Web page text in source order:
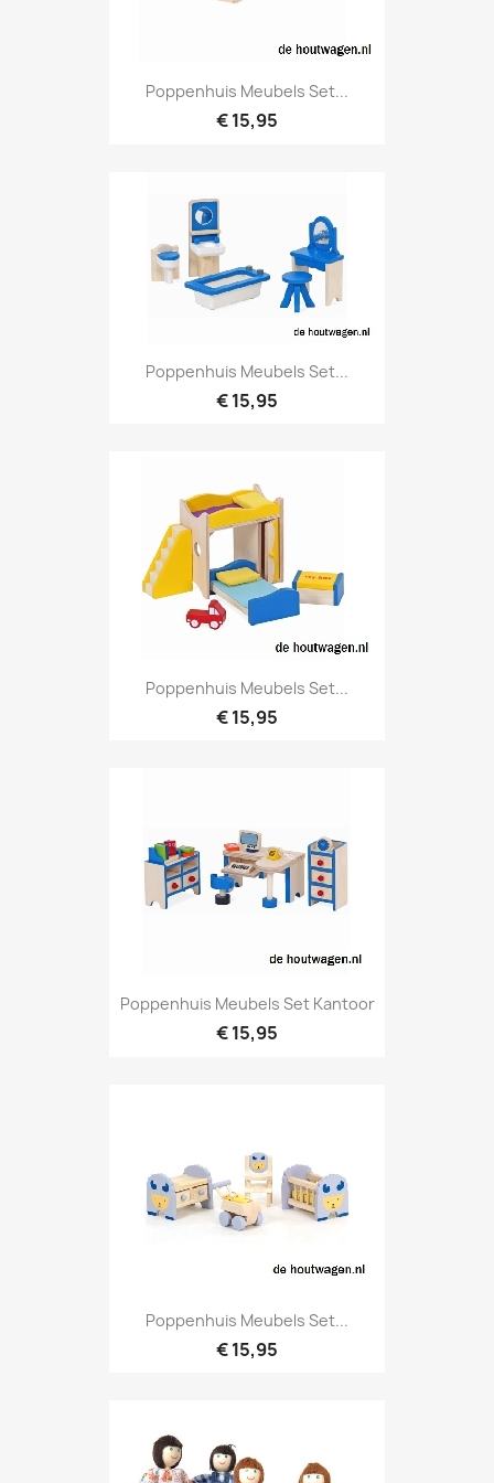
Poppenhuis Meubels Set...
€ 15,95
Poppenhuis Meubels Set...
€ 15,95
Poppenhuis Meubels Set...
€ 15,95
Poppenhuis Meubels Set Kantoor
€ 15,95
Poppenhuis Meubels Set...
€ 15,95